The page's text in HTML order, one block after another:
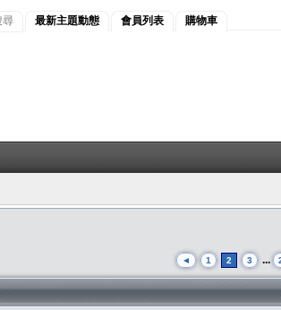
尋 最新主題動態 會員列表 購物車
◄ 1 2 3 ...